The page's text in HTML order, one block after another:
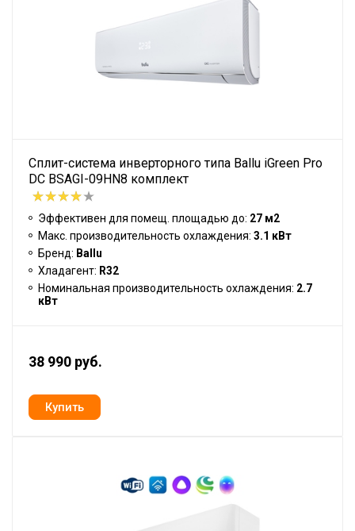
Сплит-система инверторного типа Ballu iGreen Pro
DC BSAGI-09HN8 комплект
Эффективен для помещ. площадью до: 27 м2
Макс. производительность охлаждения: 3.1 кВт
Бренд: Ballu
Хладагент: R32
Номинальная производительность охлаждения: 2.7
кВт
38 990 руб.